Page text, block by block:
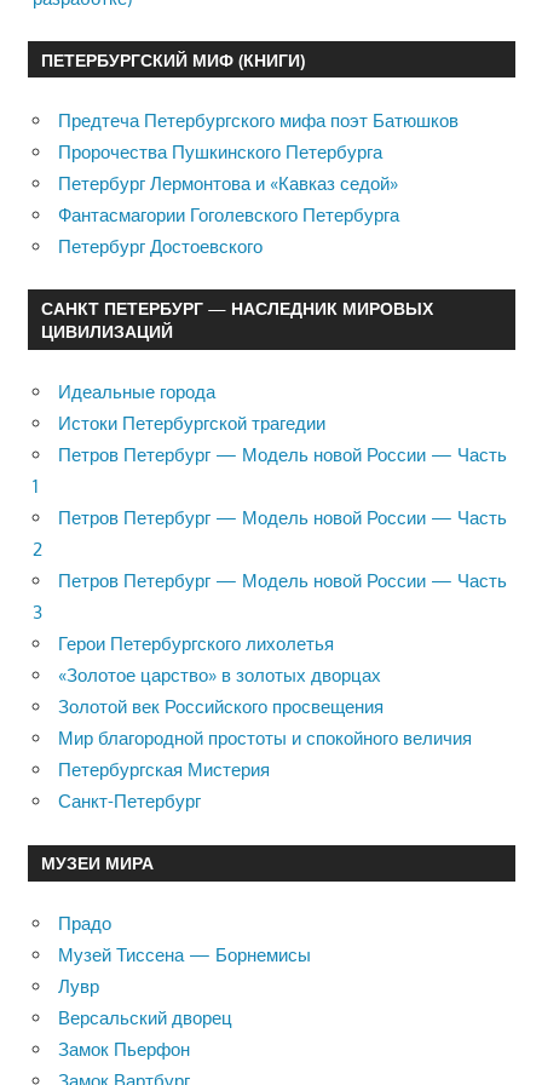
ПЕТЕРБУРГСКИЙ МИФ (КНИГИ)
Предтеча Петербургского мифа поэт Батюшков
Пророчества Пушкинского Петербурга
Петербург Лермонтова и «Кавказ седой»
Фантасмагории Гоголевского Петербурга
Петербург Достоевского
САНКТ ПЕТЕРБУРГ — НАСЛЕДНИК МИРОВЫХ
ЦИВИЛИЗАЦИЙ
Идеальные города
Истоки Петербургской трагедии
Петров Петербург — Модель новой России — Часть
1
Петров Петербург — Модель новой России — Часть
2
Петров Петербург — Модель новой России — Часть
3
Герои Петербургского лихолетья
«Золотое царство» в золотых дворцах
Золотой век Российского просвещения
Мир благородной простоты и спокойного величия
Петербургская Мистерия
Санкт-Петербург
МУЗЕИ МИРА
Прадо
Музей Тиссена — Борнемисы
Лувр
Версальский дворец
Замок Пьерфон